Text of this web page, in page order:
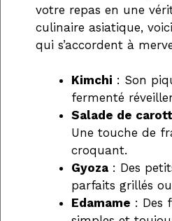
votre repas en une
culinaire asiatique,
qui s’accordent à
Kimchi : Son
fermenté
Salade de
Une touche de
croquant.
Gyoza : Des
parfaits grillés
Edamame : Des